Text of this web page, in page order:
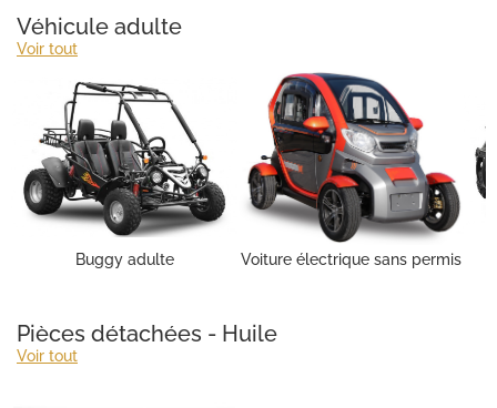
Véhicule adulte
Voir tout
Buggy adulte Voiture électrique sans permis
Pièces détachées - Huile
Voir tout